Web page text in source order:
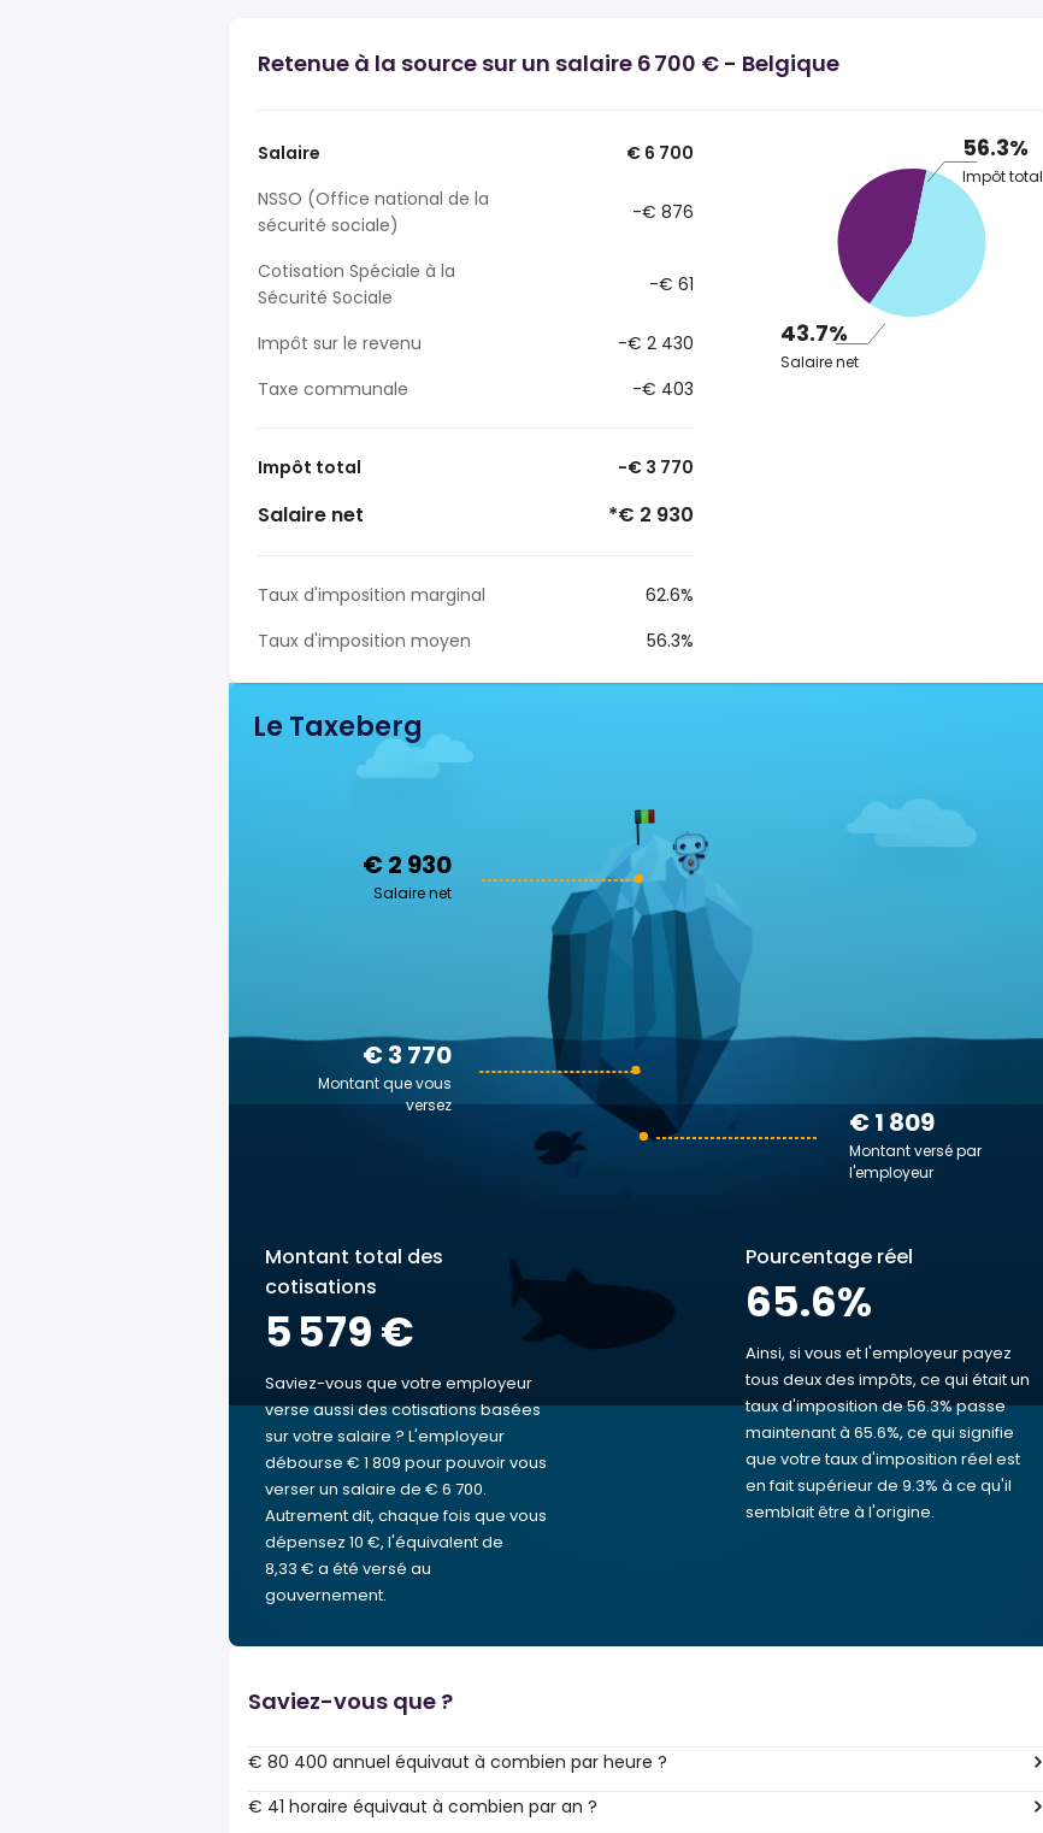
Retenue à la source sur un salaire 6 700 € - Belgique
Salaire
€ 6 700
NSSO (Office national de la
sécurité sociale)
-€ 876
Cotisation Spéciale à la
Sécurité Sociale
-€ 61
Impôt sur le revenu
-€ 2 430
Taxe communale
-€ 403
Impôt total -€ 3 770
Salaire net *€ 2 930
Taux d'imposition marginal
62.6%
Taux d'imposition moyen
56.3%
56.3%
Impôt total
43.7%
Salaire net
Le Taxeberg
€ 2 930
Salaire net
€ 1 809
Montant versé par
l'employeur
€ 3 770
Montant que vous
versez
Montant total des
cotisations
5 579 €
Saviez-vous que votre employeur
verse aussi des cotisations basées
sur votre salaire ? L'employeur
débourse € 1 809 pour pouvoir vous
verser un salaire de € 6 700.
Autrement dit, chaque fois que vous
dépensez 10 €, l'équivalent de
8,33 € a été versé au
gouvernement.
Pourcentage réel
65.6%
Ainsi, si vous et l'employeur payez
tous deux des impôts, ce qui était un
taux d'imposition de 56.3% passe
maintenant à 65.6%, ce qui signifie
que votre taux d'imposition réel est
en fait supérieur de 9.3% à ce qu'il
semblait être à l'origine.
Saviez-vous que ?
€ 80 400 annuel équivaut à combien par heure ?
€ 41 horaire équivaut à combien par an ?